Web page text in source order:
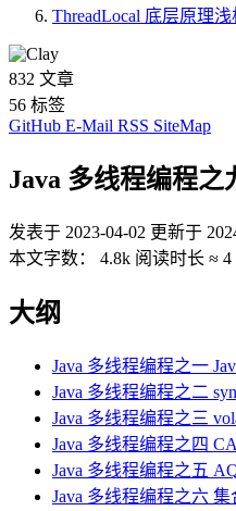
ThreadLocal 底层原理浅
832 文章
56 标签
GitHub E-Mail RSS SiteMap
Java 多线程编程之
发表于 2023-04-02 更新于
本文字数：
4.8k 阅读时长 ≈ 4
大纲
Java 多线程编程之一
Java 多线程编程之二
Java 多线程编程之三
Java 多线程编程之四
Java 多线程编程之五
Java 多线程编程之六